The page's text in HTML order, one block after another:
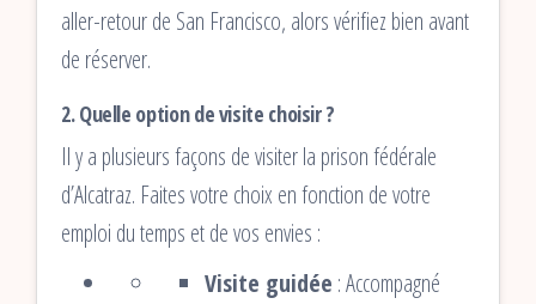
aller-retour de San Francisco, alors vérifiez bien avant
de réserver.
2.Quelle option de visite choisir ?
Il y a plusieurs façons de visiter la prison fédérale
d’Alcatraz. Faites votre choix en fonction de votre
emploi du temps et de vos envies :
Visite guidée : Accompagné